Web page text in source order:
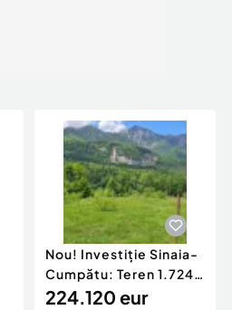
Nou! Investiție Sinaia-
Cumpătu: Teren 1.724
mp cu Proiect
224.120 eur